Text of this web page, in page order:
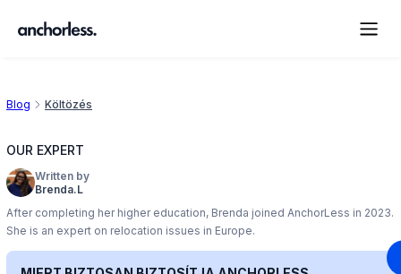
Blog Költözés
OUR EXPERT
Written by
Brenda.L
After completing her higher education, Brenda joined AnchorLess in 2023.
She is an expert on relocation issues in Europe.